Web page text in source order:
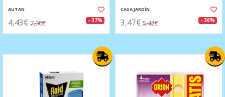
AUTAN
4,43€ 7,00€ - 37%
CASA JARDÍN
3,47€ 5,42€ - 36%